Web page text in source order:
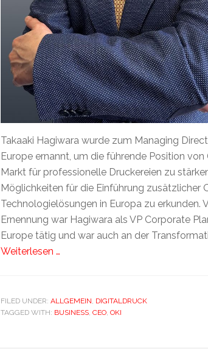
Takaaki Hagiwara wurde zum Managing
Europe ernannt, um die führende Position von
Markt für professionelle Druckereien zu
Möglichkeiten für die Einführung zusätzlicher
Technologielösungen in Europa zu erkunden.
Ernennung war Hagiwara als VP Corporate
Europe tätig und war auch an der
Weiterlesen …
FILED UNDER: ALLGEMEIN, DIGITALDRUCK
TAGGED WITH: BUSINESS, CEO, OKI